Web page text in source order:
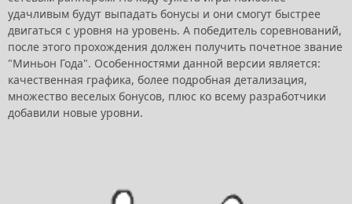
удачливым будут выпадать бонусы и они смогут быстрее
двигаться с уровня на уровень. А победитель соревнований,
после этого прохождения должен получить почетное звание
"Миньон Года". Особенностями данной версии является:
качественная графика, более подробная детализация,
множество веселых бонусов, плюс ко всему разработчики
добавили новые уровни.